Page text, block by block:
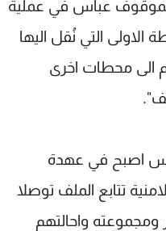
للموقوف عباس في عملية
التي نُقل اليها
الى محطات اخرى
اصبح في عهدة
تتابع الملف توصلا
ومجموعته واحالتهم